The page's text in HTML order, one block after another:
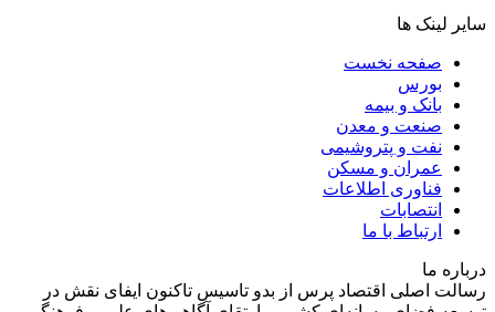
سایر لینک ها
صفحه نخست
بورس
بانک و بیمه
صنعت و معدن
نفت و پتروشیمی
عمران و مسکن
فناوری اطلاعات
انتصابات
ارتباط با ما
درباره ما
رسالت اصلی اقتصاد پرس از بدو تاسیس تاکنون ایفای نقش در